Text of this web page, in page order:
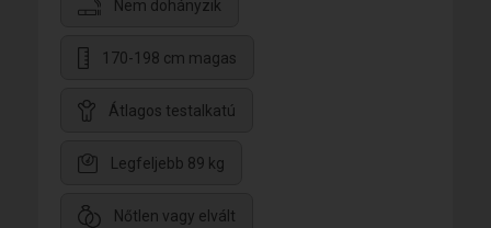
Nem dohányzik
170-198 cm magas
Átlagos testalkatú
Legfeljebb 89 kg
Nőtlen vagy elvált